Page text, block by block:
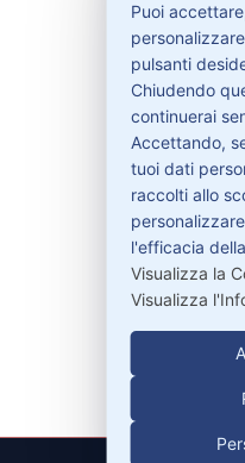
Puoi
pulsanti
Chiudendo
continuerai
Accettando,
tuoi dati
raccolti allo
l'efficacia
Visualizza la
Visualizza